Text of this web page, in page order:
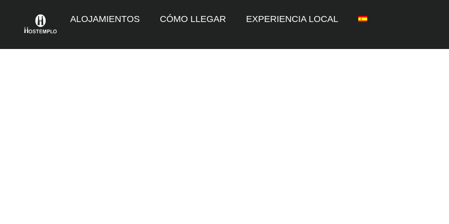
ALOJAMIENTOS CÓMO LLEGAR EXPERIENCIA LOCAL